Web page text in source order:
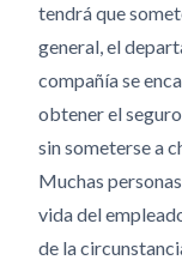
tendrá que
general, el
compañía se
obtener el
sin someterse a
Muchas
vida del
de la